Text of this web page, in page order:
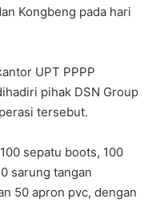
Kongbeng pada hari
UPT PPPP
pihak DSN Group
tersebut.
sepatu boots, 100
sarung tangan
50 apron pvc, dengan